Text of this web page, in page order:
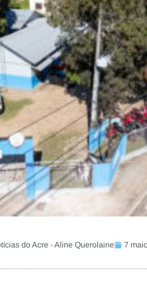
do Acre - Aline Querolaine 7